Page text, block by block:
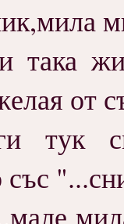
така
от
тук
със